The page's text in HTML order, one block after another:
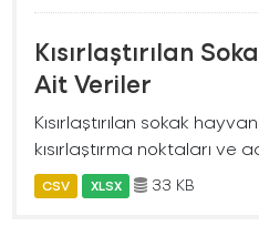
Kısırlaştırılan
Ait Veriler
Kısırlaştırılan sokak
kısırlaştırma noktaları ve
CSV XLSX 33 KB